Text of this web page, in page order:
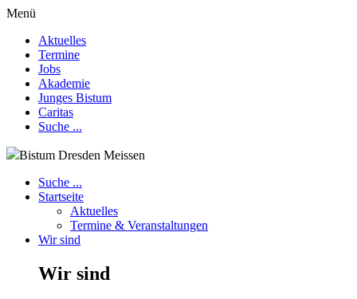
Menü
Aktuelles
Termine
Jobs
Akademie
Junges Bistum
Caritas
Suche ...
Bistum Dresden Meissen
Suche ...
Startseite
Aktuelles
Termine & Veranstaltungen
Wir sind
Wir sind